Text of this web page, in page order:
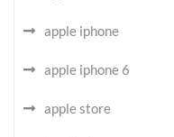
apple iphone
apple iphone 6
apple store